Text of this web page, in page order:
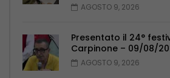
AGOSTO 9, 2026
Presentato il 24°
Carpinone – 09/08/
AGOSTO 9, 2026